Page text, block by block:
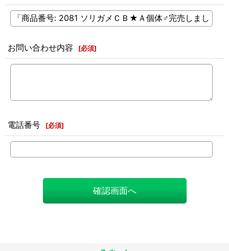
お問い合わせ内容 [必須]
電話番号 [必須]
確認画面へ